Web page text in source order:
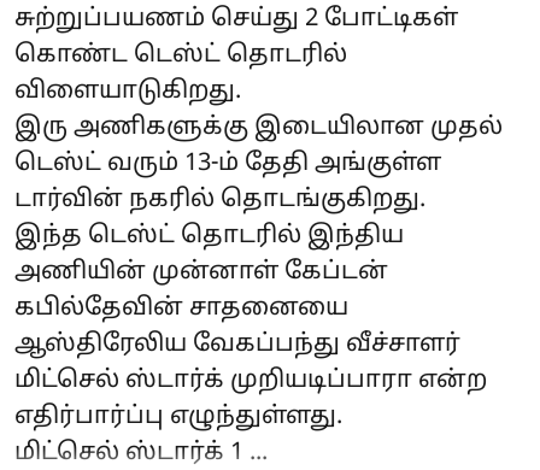
சுற்றுப்பயணம் செய்து 2 போட்டிகள்
கொண்ட டெஸ்ட் தொடரில்
விளையாடுகிறது.
இரு அணிகளுக்கு இடையிலான முதல்
டெஸ்ட் வரும் 13-ம் தேதி அங்குள்ள
டார்வின் நகரில் தொடங்குகிறது.
இந்த டெஸ்ட் தொடரில் இந்திய
அணியின் முன்னாள் கேப்டன்
கபில்தேவின் சாதனையை
ஆஸ்திரேலிய வேகப்பந்து வீச்சாளர்
மிட்செல் ஸ்டார்க் முறியடிப்பாரா என்ற
எதிர்பார்ப்பு எழுந்துள்ளது.
மிட்செல் ஸ்டார்க் 1 ...